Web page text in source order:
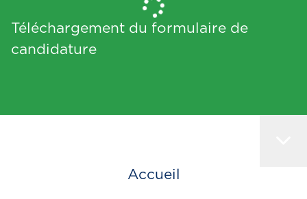
Téléchargement du formulaire de
candidature
Accueil